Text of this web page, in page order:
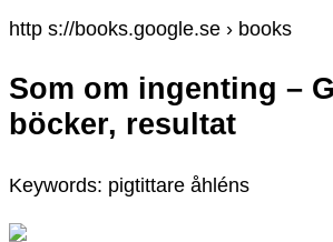
http s://books.google.se › books
Som om ingenting –
böcker, resultat
Keywords: pigtittare åhléns